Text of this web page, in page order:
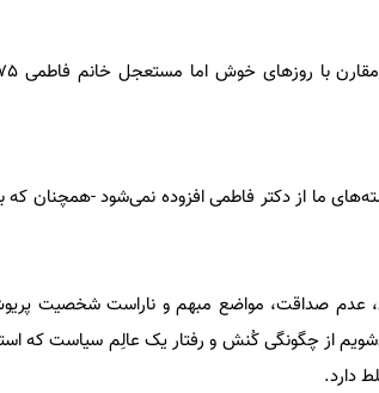
ما از دکتر فاطمی افزوده نمی‌شود -همچنان
عدم صداقت، مواضع مبهم و ناراست شخصیت
از چگونگی کُنش و رفتار یک عالِم سیاست که
دارد.